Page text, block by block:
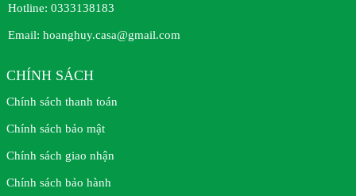
Hotline: 0333138183
Email: hoanghuy.casa@gmail.com
CHÍNH SÁCH
Chính sách thanh toán
Chính sách bảo mật
Chính sách giao nhận
Chính sách bảo hành